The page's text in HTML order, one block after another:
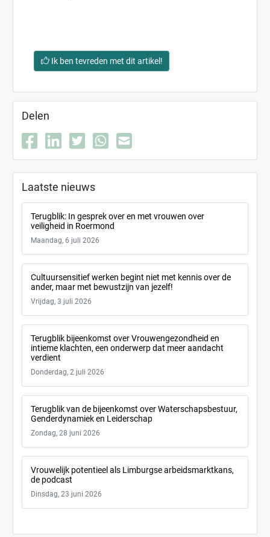
Ik ben tevreden met dit artikel!
Delen
Laatste nieuws
Terugblik: In gesprek over en met vrouwen over
veiligheid in Roermond
Maandag, 6 juli 2026
Cultuursensitief werken begint niet met kennis over de
ander, maar met bewustzijn van jezelf!
Vrijdag, 3 juli 2026
Terugblik bijeenkomst over Vrouwengezondheid en
intieme klachten, een onderwerp dat meer aandacht
verdient
Donderdag, 2 juli 2026
Terugblik van de bijeenkomst over Waterschapsbestuur,
Genderdynamiek en Leiderschap
Zondag, 28 juni 2026
Vrouwelijk potentieel als Limburgse arbeidsmarktkans,
de podcast
Dinsdag, 23 juni 2026